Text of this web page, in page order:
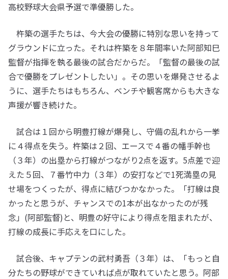
高校野球大会県予選で準優勝した。
杵築の選手たちは、今大会の優勝に特別な思いを持って
グラウンドに立った。それは杵築を８年間率いた阿部知巳
監督が指揮を執る最後の試合だからだ。「監督の最後の試
合で優勝をプレゼントしたい」。その思いを爆発させるよ
うに、選手たちはもちろん、ベンチや観客席からも大きな
声援が響き続けた。
試合は１回から明豊打線が爆発し、守備の乱れから一挙
に４得点を失う。杵築は２回、エースで４番の幡手幹也
（３年）の出塁から打線がつながり2点を返す。5点差で迎
えた５回、７番竹中力（３年）の安打などで1死満塁の見
せ場をつくったが、得点に結びつかなかった。「打線は良
かったと思うが、チャンスでの1本が出なかったのが残
念」(阿部監督)と、明豊の好守により得点を阻まれたが、
打線の成長に手応えを口にした。
試合後、キャプテンの武村勇吾（３年）は、「もっと自
分たちの野球ができていれば点が取れていたと思う。阿部